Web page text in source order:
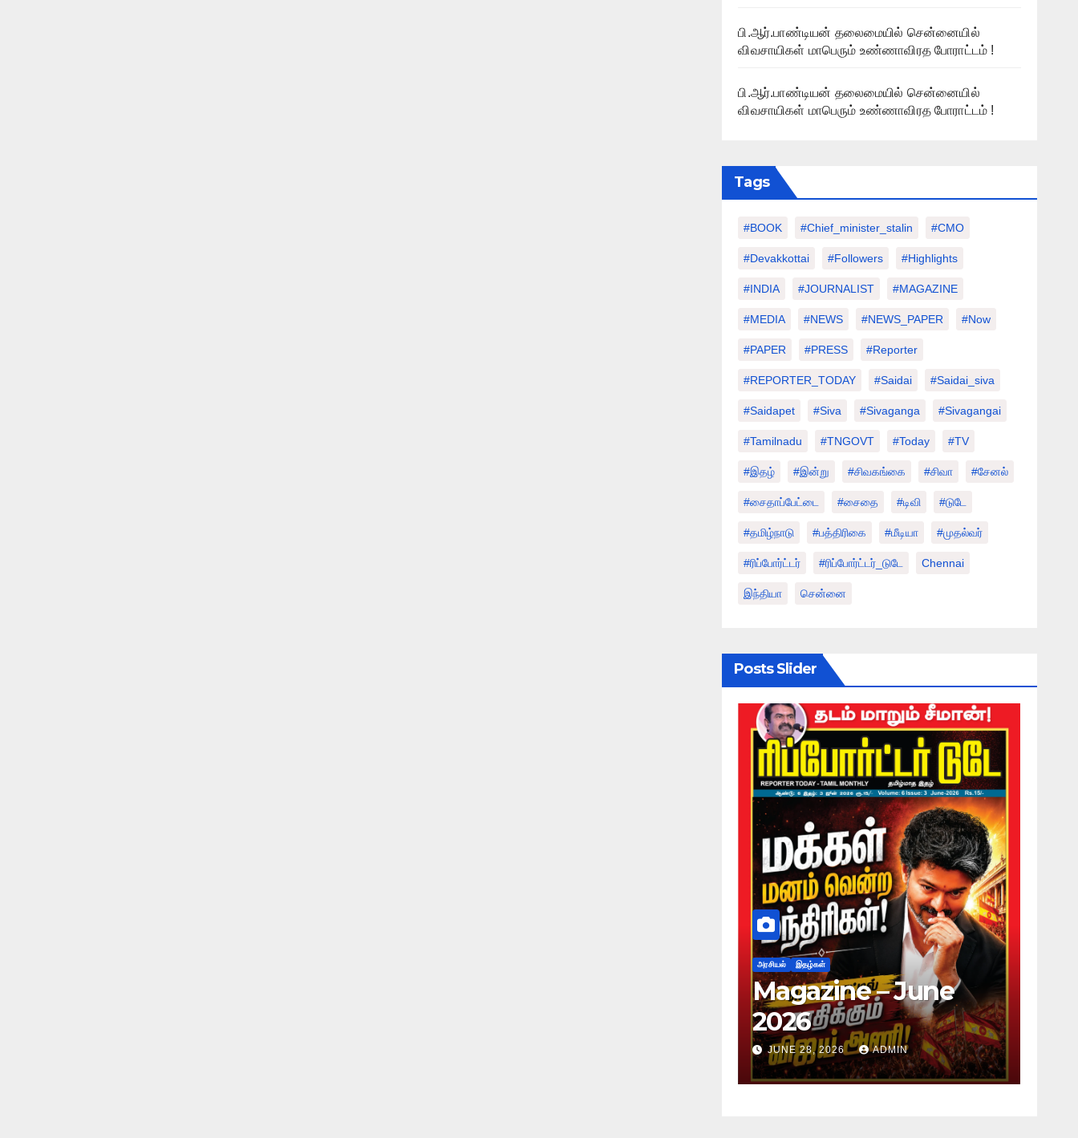
பி.ஆர்.பாண்டியன் தலைமையில் சென்னையில்
விவசாயிகள் மாபெரும் உண்ணாவிரத போராட்டம் !
பி.ஆர்.பாண்டியன் தலைமையில் சென்னையில்
விவசாயிகள் மாபெரும் உண்ணாவிரத போராட்டம் !
Tags
#BOOK #chief_minister_stalin #CMO
#devakkottai #followers #highlights
#INDIA #JOURNALIST #MAGAZINE
#MEDIA #NEWS #NEWS_PAPER #Now
#PAPER #PRESS #Reporter
#REPORTER_TODAY #saidai #saidai_siva
#saidapet #Siva #Sivaganga #sivagangai
#tamilnadu #TNGOVT #today #TV
#இதழ் #இன்று #சிவகங்கை #சிவா #சேனல்
#சைதாப்பேட்டை #சைதை #டிவி #டுடே
#தமிழ்நாடு #பத்திரிகை #மீடியா #முதல்வர்
#ரிப்போர்ட்டர் #ரிப்போர்ட்டர்_டுடே Chennai
இந்தியா சென்னை
Posts Slider
அரசியல் இதழ்கள்
Magazine – June
2026
JUNE 28, 2026 ADMIN